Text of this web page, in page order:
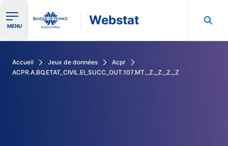
Ouvrir le menu de navigation
MENU Webstat
Accueil Jeux de données
Acpr
ACPR.A.BQ.ETAT_CIVIL.EI_SUCC_OUT.107.MT._Z._Z._Z._Z